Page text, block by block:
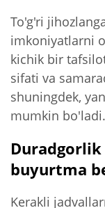
To'g'ri
imkoniyatlarni
kichik bir
sifati va
shuningdek,
mumkin bo'ladi.
buyurtma
Kerakli